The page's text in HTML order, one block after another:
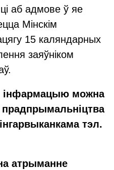
аб адмове ў яе
Мінскім
15 каляндарных
заяўніком
інфармацыю можна
тэл.
атрыманне